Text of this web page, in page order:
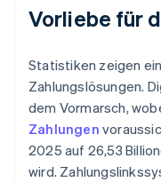
Vorliebe für
Statistiken zeigen
Zahlungslösungen.
dem Vormarsch,
Zahlungen
2025 auf 26,53
wird.